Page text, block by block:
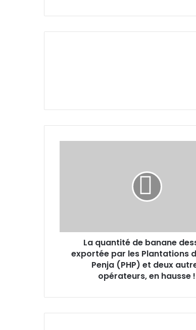
Plantations
haut
opérateurs,
La quantité de banane
exportée par les Plantations
Penja (PHP) et deux
opérateurs, en hausse !